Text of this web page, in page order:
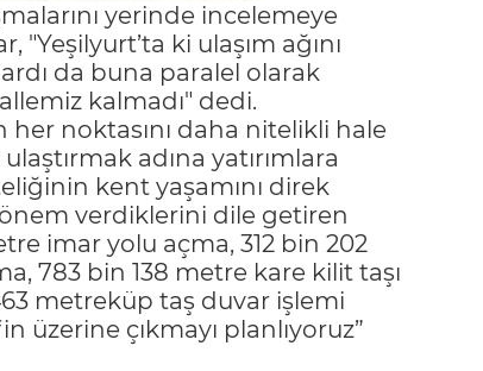
yerinde incelemeye
ki ulaşım ağını
da buna paralel olarak
kalmadı" dedi.
her noktasını daha nitelikli hale
adına yatırımlara
kent yaşamını direk
verdiklerini dile getiren
imar yolu açma, 312 bin 202
783 bin 138 metre kare kilit taşı
metreküp taş duvar işlemi
çıkmayı planlıyoruz”